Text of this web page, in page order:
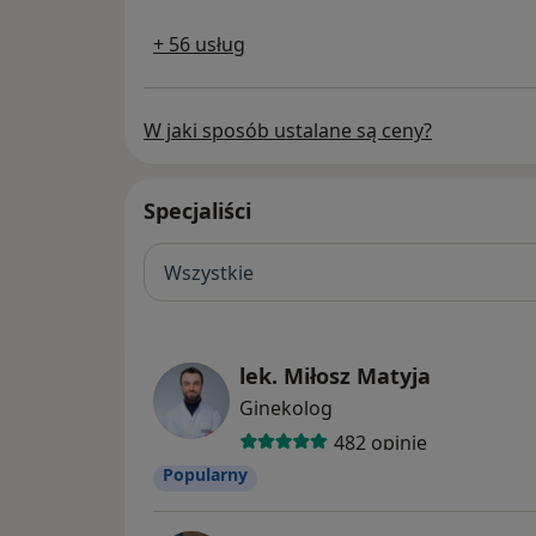
+ 56 usług
W jaki sposób ustalane są ceny?
Specjaliści
Wszystkie
lek. Miłosz Matyja
Ginekolog
482 opinie
Popularny